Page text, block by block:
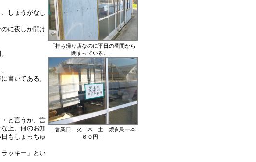
しょうがなし
に夜しか開け
書いてある。
と言うか、営
上、何のお知
もしょっちゅ
ッキー」とい
「持ち帰り店なのに平日の昼間から
閉まっている。」
「営業日 火 木 土 焼き鳥一本
６０円」